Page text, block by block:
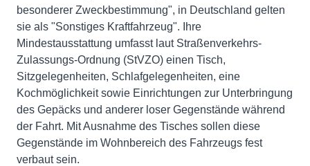
besonderer Zweckbestimmung", in Deutschland gelten
sie als "Sonstiges Kraftfahrzeug". Ihre
Mindestausstattung umfasst laut Straßenverkehrs-
Zulassungs-Ordnung (StVZO) einen Tisch,
Sitzgelegenheiten, Schlafgelegenheiten, eine
Kochmöglichkeit sowie Einrichtungen zur Unterbringung
des Gepäcks und anderer loser Gegenstände während
der Fahrt. Mit Ausnahme des Tisches sollen diese
Gegenstände im Wohnbereich des Fahrzeugs fest
verbaut sein.